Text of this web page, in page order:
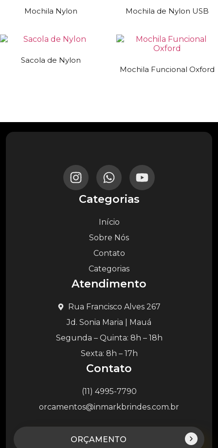
Mochila Nylon Mochila de Nylon USB
Sacola de Nylon
Mochila Funcional Oxford
Categorias
Início
Sobre Nós
Contato
Categorias
Atendimento
Rua Francisco Alves 267
Jd. Sonia Maria | Mauá
Segunda – Quinta: 8h – 18h
Sexta: 8h – 17h
Contato
(11) 4995-7790
orcamentos@inmarkbrindes.com.br
ORÇAMENTO